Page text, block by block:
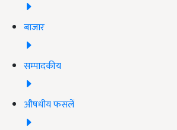
बाजार
सम्पादकीय
औषधीय फसलें